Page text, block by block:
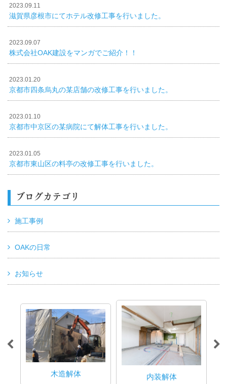
2023.09.11
滋賀県彦根市にてホテル改修工事を行いました。
2023.09.07
株式会社OAK建設をマンガでご紹介！！
2023.01.20
京都市四条烏丸の某店舗の改修工事を行いました。
2023.01.10
京都市中京区の某病院にて解体工事を行いました。
2023.01.05
京都市東山区の料亭の改修工事を行いました。
ブログカテゴリ
施工事例
OAKの日常
お知らせ
木造解体 内装解体